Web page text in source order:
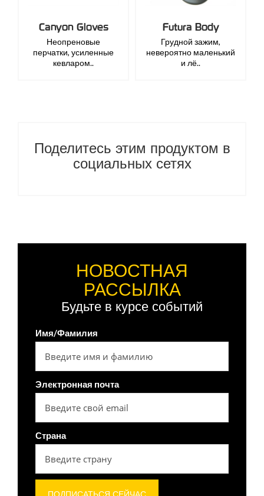
Canyon Gloves
Неопреновые
перчатки, усиленные
кевларом..
Futura Body
Грудной зажим,
невероятно маленький
и лё..
Поделитесь этим продуктом в
социальных сетях
НОВОСТНАЯ
РАССЫЛКА
Будьте в курсе событий
Имя/Фамилия
Электронная почта
Страна